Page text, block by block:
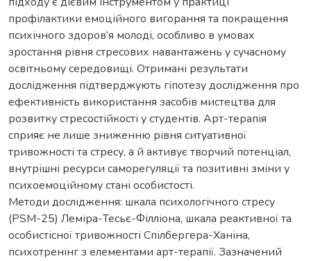
профілактики емоційного вигорання та покращення
психічного здоров’я молоді, особливо в умовах
зростання рівня стресових навантажень у сучасному
освітньому середовищі. Отримані результати
дослідження підтверджують гіпотезу дослідження про
ефективність використання засобів мистецтва для
розвитку стресостійкості у студентів. Арт-терапія
сприяє не лише зниженню рівня ситуативної
тривожності та стресу, а й активує творчий потенціал,
внутрішні ресурси саморегуляції та позитивні зміни у
психоемоційному стані особистості.
Методи дослідження: шкала психологічного стресу
(PSM-25) Леміра-Тесьє-Філліона, шкала реактивної та
особистісної тривожності Спілбергера-Ханіна,
психотренінг з елементами арт-терапії. Зазначений